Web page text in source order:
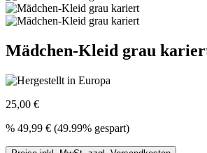
Mädchen-Kleid grau
25,00 €
% 49,99 € (49.99% gespart)